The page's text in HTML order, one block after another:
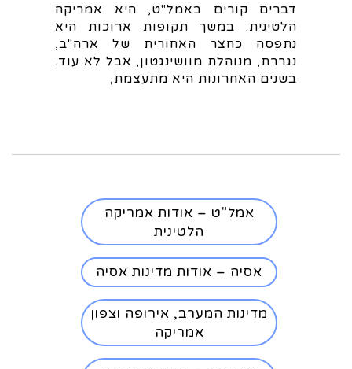
דברים קורים באמל"ט, היא אמריקה
הלטינית. במשך תקופות ארוכות היא
נתפסה כחצר האחורית של ארה"ב,
נגררת, מנוהלת מוושינגטון, אבל לא עוד.
בשנים האחרונות היא מתעצמת,
אמל"ט – אודות אמריקה
הלטינית
אסיה – אודות מדינות אסיה
מדינות המערב, אירופה וצפון
אמריקה